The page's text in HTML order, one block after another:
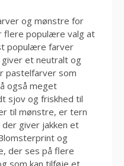
og mønstre for
flere populære valg at
populære farver
et neutralt og
pastelfarver som
også meget
sjov og friskhed til
til mønstre, er tern
giver jakken et
og
der ses på flere